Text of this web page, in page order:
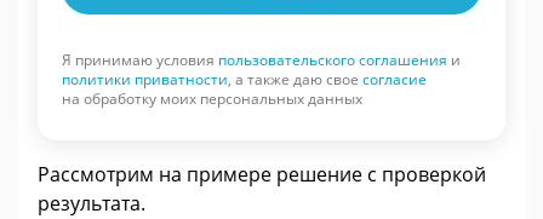
Я принимаю условия пользовательского соглашения и
политики приватности, а также даю свое согласие
на обработку моих персональных данных
Рассмотрим на примере решение с проверкой
результата.